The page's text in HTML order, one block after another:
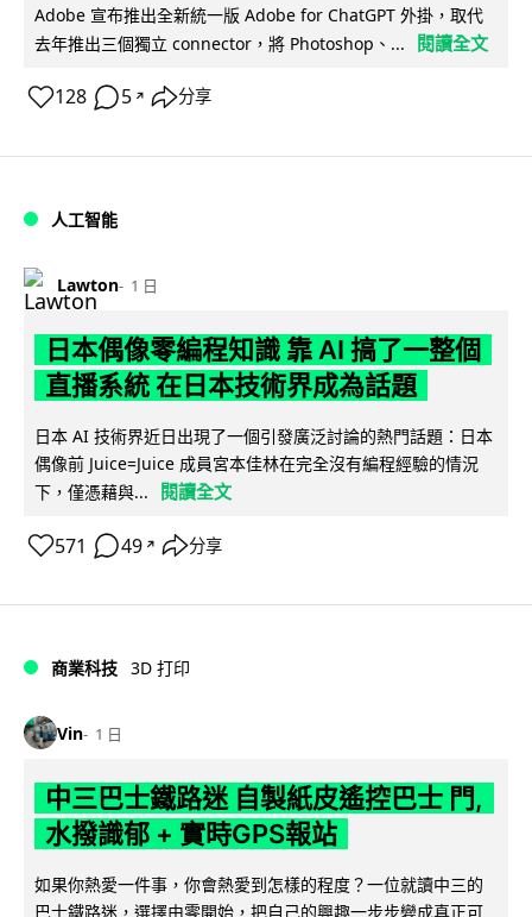
Adobe 宣布推出全新統一版 Adobe for ChatGPT 外掛，取代
去年推出三個獨立 connector，將 Photoshop、...
閱讀全文
128 5 ↗ 分享
人工智能
Lawton 1 日
日本偶像零編程知識 靠 AI 搞了一整個
直播系統 在日本技術界成為話題
日本 AI 技術界近日出現了一個引發廣泛討論的熱門話題：日本
偶像前 Juice=Juice 成員宮本佳林在完全沒有編程經驗的情況
下，僅憑藉與...
閱讀全文
571 49 ↗ 分享
商業科技 3D 打印
Vin 1 日
中三巴士鐵路迷 自製紙皮遙控巴士 門,
水撥識郁 + 實時GPS報站
如果你熱愛一件事，你會熱愛到怎樣的程度？一位就讀中三的
巴士鐵路迷，選擇由零開始，把自己的興趣一步步變成真正可